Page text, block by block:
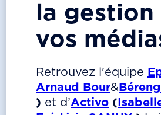
la gestion
vos
Retrouvez l'équipe
Arnaud Bour&
) et d’Activo (